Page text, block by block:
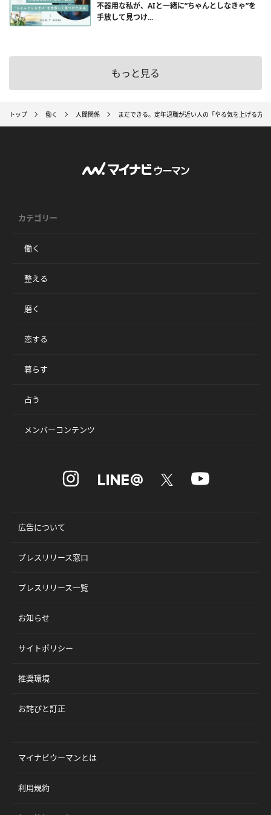
不器用な私が、AIと一緒に”ちゃんとしなきゃ”を
手放して見つけ...
もっと見る
トップ 働く 人間関係 まだできる。定年退職が近い人の「やる気を上げる方法
カテゴリー
働く
整える
磨く
恋する
暮らす
占う
メンバーコンテンツ
広告について
プレスリリース窓口
プレスリリース一覧
お知らせ
サイトポリシー
推奨環境
お詫びと訂正
マイナビウーマンとは
利用規約